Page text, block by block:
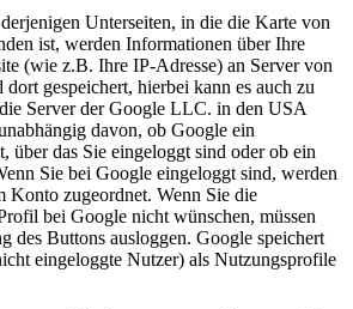
Unterseiten, in die die Karte von
ist, werden Informationen über Ihre
(wie z.B. Ihre IP-Adresse) an Server von
gespeichert, hierbei kann es auch zu
Server der Google LLC. in den USA
davon, ob Google ein
über das Sie eingeloggt sind oder ob ein
Sie bei Google eingeloggt sind, werden
Konto zugeordnet. Wenn Sie die
bei Google nicht wünschen, müssen
des Buttons ausloggen. Google speichert
eingeloggte Nutzer) als Nutzungsprofile